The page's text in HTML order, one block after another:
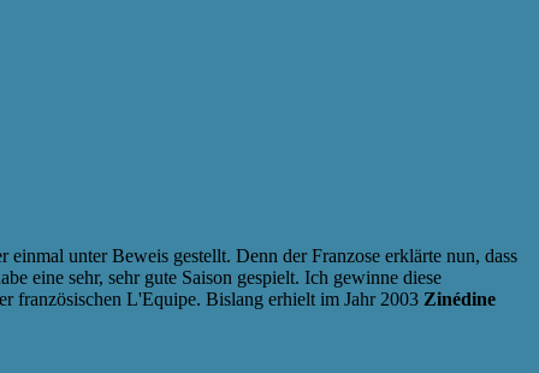
unter Beweis gestellt. Denn der Franzose erklärte nun, dass
eine sehr, sehr gute Saison gespielt. Ich gewinne diese
französischen L'Equipe. Bislang erhielt im Jahr 2003 Zinédine